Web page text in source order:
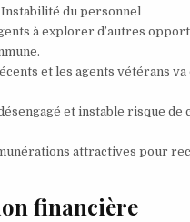
du personnel
à explorer d’autres
et les agents vétérans
et instable risque
attractives pour
financière